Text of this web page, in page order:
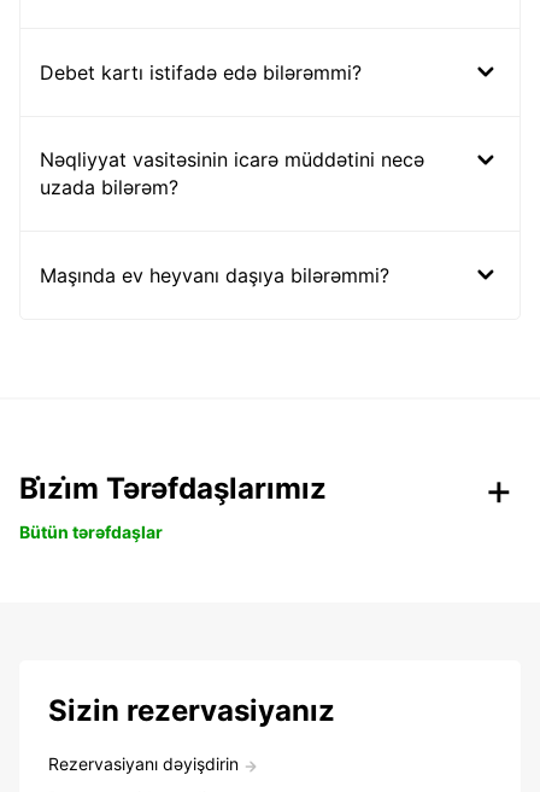
Debet kartı istifadə edə bilərəmmi?
Nəqliyyat vasitəsinin icarə müddətini necə
uzada bilərəm?
Maşında ev heyvanı daşıya bilərəmmi?
Bi̇zi̇m Tərəfdaşlarımız
Bütün tərəfdaşlar
Sizin rezervasiyanız
Rezervasiyanı dəyişdirin